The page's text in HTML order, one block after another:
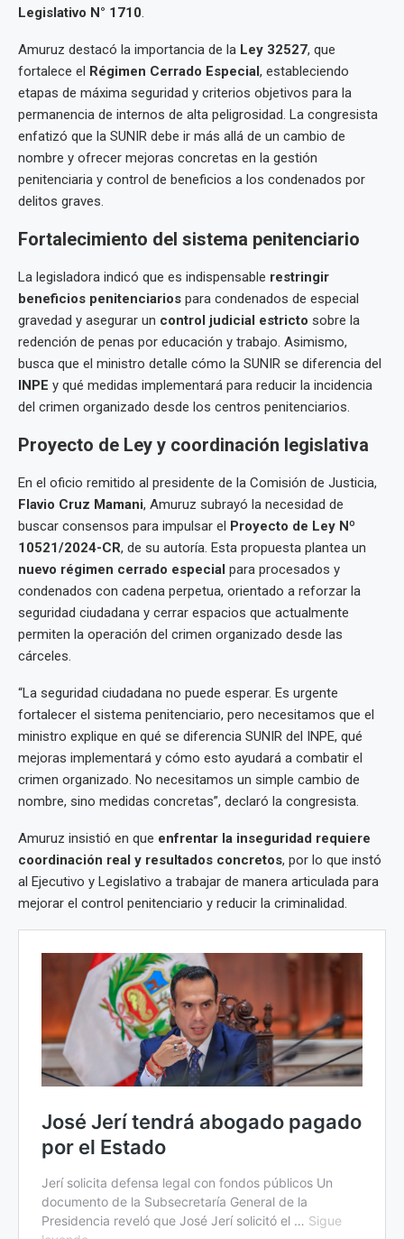
Legislativo N° 1710.
Amuruz destacó la importancia de la Ley 32527, que
fortalece el Régimen Cerrado Especial, estableciendo
etapas de máxima seguridad y criterios objetivos para la
permanencia de internos de alta peligrosidad. La congresista
enfatizó que la SUNIR debe ir más allá de un cambio de
nombre y ofrecer mejoras concretas en la gestión
penitenciaria y control de beneficios a los condenados por
delitos graves.
Fortalecimiento del sistema penitenciario
La legisladora indicó que es indispensable restringir
beneficios penitenciarios para condenados de especial
gravedad y asegurar un control judicial estricto sobre la
redención de penas por educación y trabajo. Asimismo,
busca que el ministro detalle cómo la SUNIR se diferencia del
INPE y qué medidas implementará para reducir la incidencia
del crimen organizado desde los centros penitenciarios.
Proyecto de Ley y coordinación legislativa
En el oficio remitido al presidente de la Comisión de Justicia,
Flavio Cruz Mamani, Amuruz subrayó la necesidad de
buscar consensos para impulsar el Proyecto de Ley Nº
10521/2024-CR, de su autoría. Esta propuesta plantea un
nuevo régimen cerrado especial para procesados y
condenados con cadena perpetua, orientado a reforzar la
seguridad ciudadana y cerrar espacios que actualmente
permiten la operación del crimen organizado desde las
cárceles.
“La seguridad ciudadana no puede esperar. Es urgente
fortalecer el sistema penitenciario, pero necesitamos que el
ministro explique en qué se diferencia SUNIR del INPE, qué
mejoras implementará y cómo esto ayudará a combatir el
crimen organizado. No necesitamos un simple cambio de
nombre, sino medidas concretas”, declaró la congresista.
Amuruz insistió en que enfrentar la inseguridad requiere
coordinación real y resultados concretos, por lo que instó
al Ejecutivo y Legislativo a trabajar de manera articulada para
mejorar el control penitenciario y reducir la criminalidad.